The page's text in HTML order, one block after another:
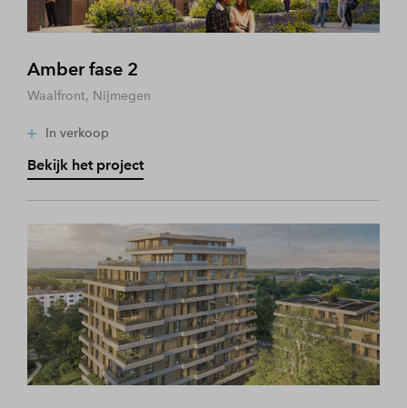
Amber fase 2
Waalfront, Nijmegen
In verkoop
Bekijk het project